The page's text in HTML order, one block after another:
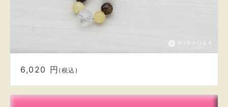
6,020 円 (税込)